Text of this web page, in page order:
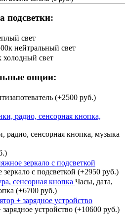
подсветки:
свет
нейтральный свет
холодный свет
опции:
(+2500 руб.)
радио, сенсорная кнопка, музыка
с подсветкой (+2950 руб.)
Часы, дата,
(+6700 руб.)
устройство (+10600 руб.)